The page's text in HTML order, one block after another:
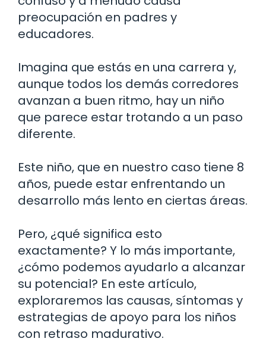
preocupación en padres y
educadores.
Imagina que estás en una carrera y,
aunque todos los demás corredores
avanzan a buen ritmo, hay un niño
que parece estar trotando a un paso
diferente.
Este niño, que en nuestro caso tiene 8
años, puede estar enfrentando un
desarrollo más lento en ciertas áreas.
Pero, ¿qué significa esto
exactamente? Y lo más importante,
¿cómo podemos ayudarlo a alcanzar
su potencial? En este artículo,
exploraremos las causas, síntomas y
estrategias de apoyo para los niños
con retraso madurativo.